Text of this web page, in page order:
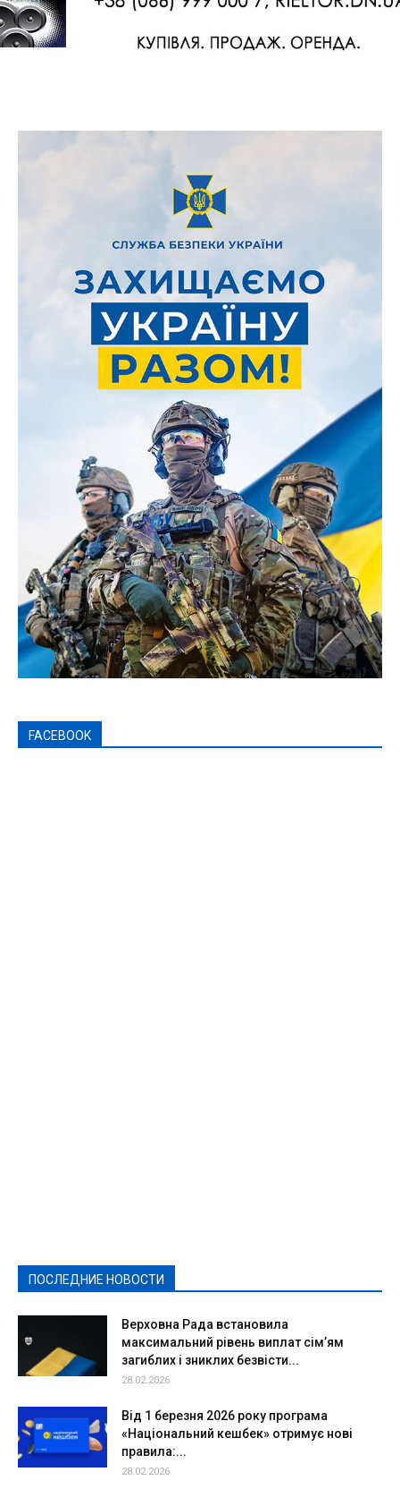
FACEBOOK
ПОСЛЕДНИЕ НОВОСТИ
Верховна Рада встановила
максимальний рівень виплат сім’ям
загиблих і зниклих безвісти...
28.02.2026
Від 1 березня 2026 року програма
«Національний кешбек» отримує нові
правила:...
28.02.2026